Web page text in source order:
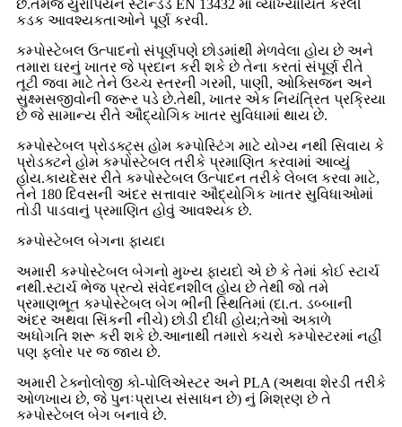
છે.તેમજ યુરોપિયન સ્ટાન્ડર્ડ EN 13432 માં વ્યાખ્યાયિત કરેલી
કડક આવશ્યકતાઓને પૂર્ણ કરવી.
કમ્પોસ્ટેબલ ઉત્પાદનો સંપૂર્ણપણે છોડમાંથી મેળવેલા હોય છે અને
તમારા ઘરનું ખાતર જે પ્રદાન કરી શકે છે તેના કરતાં સંપૂર્ણ રીતે
તૂટી જવા માટે તેને ઉચ્ચ સ્તરની ગરમી, પાણી, ઓક્સિજન અને
સુક્ષ્મસજીવોની જરૂર પડે છે.તેથી, ખાતર એક નિયંત્રિત પ્રક્રિયા
છે જે સામાન્ય રીતે ઔદ્યોગિક ખાતર સુવિધામાં થાય છે.
કમ્પોસ્ટેબલ પ્રોડક્ટ્સ હોમ કમ્પોસ્ટિંગ માટે યોગ્ય નથી સિવાય કે
પ્રોડક્ટને હોમ કમ્પોસ્ટેબલ તરીકે પ્રમાણિત કરવામાં આવ્યું
હોય.કાયદેસર રીતે કમ્પોસ્ટેબલ ઉત્પાદન તરીકે લેબલ કરવા માટે,
તેને 180 દિવસની અંદર સત્તાવાર ઔદ્યોગિક ખાતર સુવિધાઓમાં
તોડી પાડવાનું પ્રમાણિત હોવું આવશ્યક છે.
કમ્પોસ્ટેબલ બેગના ફાયદા
અમારી કમ્પોસ્ટેબલ બેગનો મુખ્ય ફાયદો એ છે કે તેમાં કોઈ સ્ટાર્ચ
નથી.સ્ટાર્ચ ભેજ પ્રત્યે સંવેદનશીલ હોય છે તેથી જો તમે
પ્રમાણભૂત કમ્પોસ્ટેબલ બેગ ભીની સ્થિતિમાં (દા.ત. ડબ્બાની
અંદર અથવા સિંકની નીચે) છોડી દીધી હોય;તેઓ અકાળે
અધોગતિ શરૂ કરી શકે છે.આનાથી તમારો કચરો કમ્પોસ્ટરમાં નહીં
પણ ફ્લોર પર જ જાય છે.
અમારી ટેક્નોલોજી કો-પોલિએસ્ટર અને PLA (અથવા શેરડી તરીકે
ઓળખાય છે, જે પુનઃપ્રાપ્ય સંસાધન છે) નું મિશ્રણ છે તે
કમ્પોસ્ટેબલ બેગ બનાવે છે.